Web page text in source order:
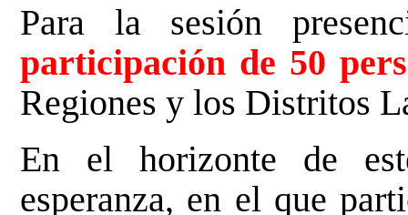
Para la sesión
participación de 50
Regiones y los Distritos
En el horizonte de
esperanza, en el que